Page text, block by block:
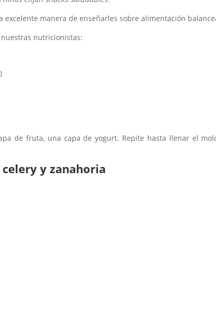
manera de enseñarles sobre alimentación
nutricionistas:
de fruta, una capa de yogurt. Repite hasta llenar el
y zanahoria